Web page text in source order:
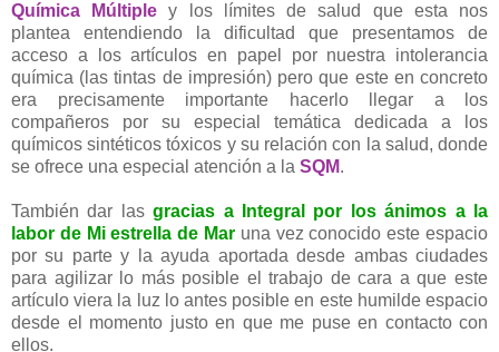
Química Múltiple y los límites de salud que esta nos
plantea entendiendo la dificultad que presentamos de
acceso a los artículos en papel por nuestra intolerancia
química (las tintas de impresión) pero que este en concreto
era precisamente importante hacerlo llegar a los
compañeros por su especial temática dedicada a los
químicos sintéticos tóxicos y su relación con la salud, donde
se ofrece una especial atención a la SQM.
También dar lasgracias a Integral por los ánimos a la
labor de Mi estrella de Mar una vez conocido este espacio
por su parte y la ayuda aportada desde ambas ciudades
para agilizar lo más posible el trabajo de cara a que este
artículo viera la luz lo antes posible en este humilde espacio
desde el momento justo en que me puse en contacto con
ellos.